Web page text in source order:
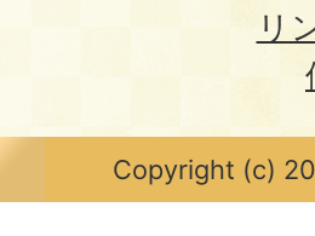
リ
Copyright (c)